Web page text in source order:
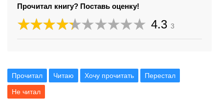
Прочитал книгу? Поставь оценку!
4.3 3
Прочитал Читаю Хочу прочитать Перестал
Не читал